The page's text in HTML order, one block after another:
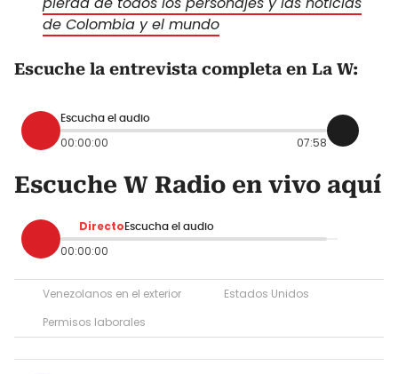
de Colombia y el mundo
Escuche la entrevista completa en La W:
Escucha el audio
00:00:00 07:58
Escuche W Radio en vivo aquí
Directo Escucha el audio
00:00:00
Venezolanos en el exterior
Estados Unidos
Permisos laborales